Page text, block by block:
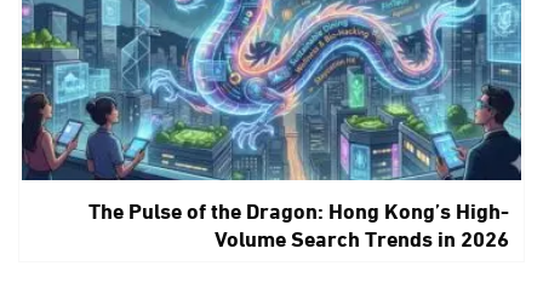
The Pulse of the Dragon: Hong Kong’s High-
Volume Search Trends in 2026